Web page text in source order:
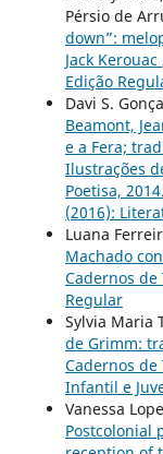
Pérsio de
down”:
Jack Kerouac
Edição
Davi S.
Beamont,
e a Fera;
Ilustrações
Poetisa,
(2016):
Luana
Machado
Cadernos de
Regular
Sylvia Maria
de Grimm:
Cadernos de
Infantil e
Vanessa
Postcolonial